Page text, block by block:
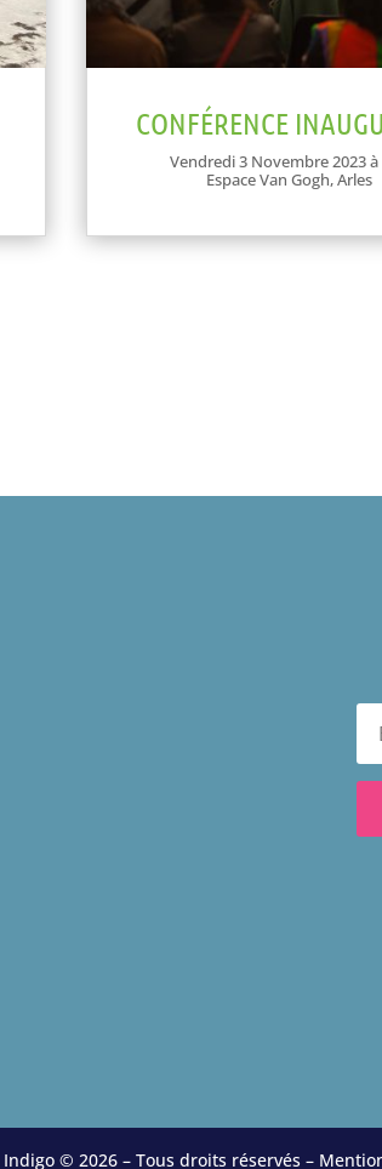
CONFÉRENCE
Vendredi 3 Novembre 2023 à
Espace Van Gogh, Arles
Indigo © 2026 – Tous droits réservés –